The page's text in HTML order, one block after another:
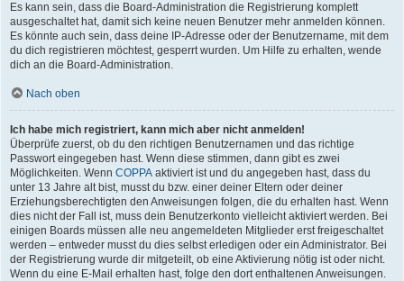
Es kann sein, dass die Board-Administration die Registrierung komplett
ausgeschaltet hat, damit sich keine neuen Benutzer mehr anmelden können.
Es könnte auch sein, dass deine IP-Adresse oder der Benutzername, mit dem
du dich registrieren möchtest, gesperrt wurden. Um Hilfe zu erhalten, wende
dich an die Board-Administration.
Nach oben
Ich habe mich registriert, kann mich aber nicht anmelden!
Überprüfe zuerst, ob du den richtigen Benutzernamen und das richtige
Passwort eingegeben hast. Wenn diese stimmen, dann gibt es zwei
Möglichkeiten. Wenn COPPA aktiviert ist und du angegeben hast, dass du
unter 13 Jahre alt bist, musst du bzw. einer deiner Eltern oder deiner
Erziehungsberechtigten den Anweisungen folgen, die du erhalten hast. Wenn
dies nicht der Fall ist, muss dein Benutzerkonto vielleicht aktiviert werden. Bei
einigen Boards müssen alle neu angemeldeten Mitglieder erst freigeschaltet
werden – entweder musst du dies selbst erledigen oder ein Administrator. Bei
der Registrierung wurde dir mitgeteilt, ob eine Aktivierung nötig ist oder nicht.
Wenn du eine E-Mail erhalten hast, folge den dort enthaltenen Anweisungen.